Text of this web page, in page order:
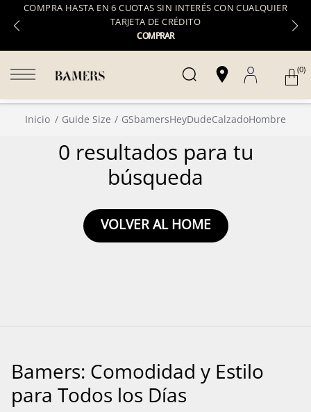
COMPRA HASTA EN 6 CUOTAS SIN INTERÉS CON CUALQUIER
TARJETA DE CRÉDITO
COMPRAR
(0)
Inicio Guide Size GSbamersHeyDudeCalzadoHombre
0 resultados para tu
búsqueda
VOLVER AL HOME
Bamers: Comodidad y Estilo
para Todos los Días